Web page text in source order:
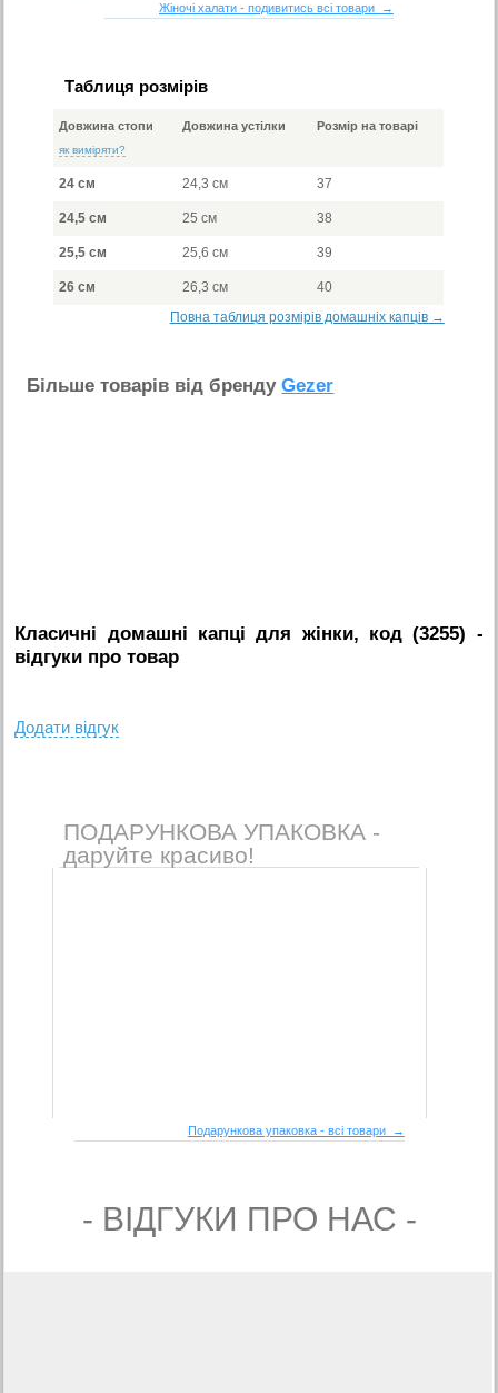
Жіночі халати - подивитись всі товари →
Таблиця розмірів
Довжина стопи
як виміряти?
Довжина устілки Розмір на товарі
24 см 24,3 см 37
24,5 см 25 см 38
25,5 см 25,6 см 39
26 см 26,3 см
40
Повна таблиця розмірів домашніх капців →
Бiльше товарiв вiд брендуGezer
Класичні домашні капці для жінки, код (3255) -
вiдгуки про товар
Додати вiдгук
ПОДАРУНКОВА УПАКОВКА -
даруйте красиво!
Подарункова упаковка - всі товари →
- ВIДГУКИ ПРО НАС -